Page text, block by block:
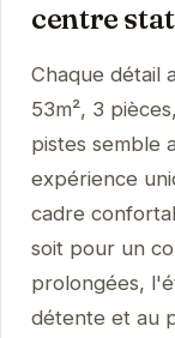
centre
Chaque détail
53m², 3
pistes semble
expérience
cadre
soit pour un
prolongées,
détente et au